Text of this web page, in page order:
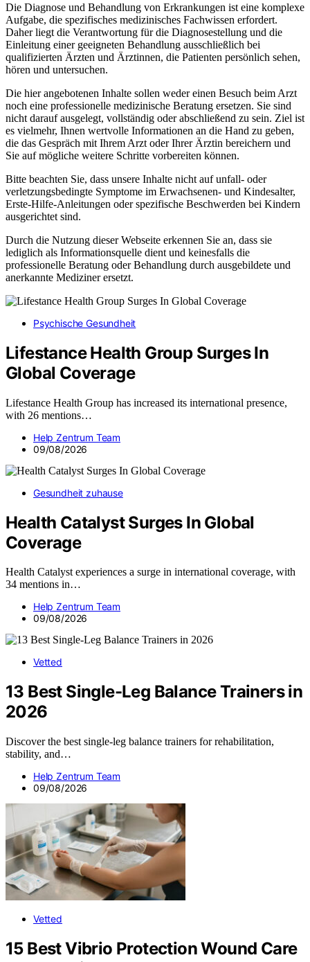
Die Diagnose und Behandlung von Erkrankungen ist eine komplexe
Aufgabe, die spezifisches medizinisches Fachwissen erfordert.
Daher liegt die Verantwortung für die Diagnosestellung und die
Einleitung einer geeigneten Behandlung ausschließlich bei
qualifizierten Ärzten und Ärztinnen, die Patienten persönlich sehen,
hören und untersuchen.
Die hier angebotenen Inhalte sollen weder einen Besuch beim Arzt
noch eine professionelle medizinische Beratung ersetzen. Sie sind
nicht darauf ausgelegt, vollständig oder abschließend zu sein. Ziel ist
es vielmehr, Ihnen wertvolle Informationen an die Hand zu geben,
die das Gespräch mit Ihrem Arzt oder Ihrer Ärztin bereichern und
Sie auf mögliche weitere Schritte vorbereiten können.
Bitte beachten Sie, dass unsere Inhalte nicht auf unfall- oder
verletzungsbedingte Symptome im Erwachsenen- und Kindesalter,
Erste-Hilfe-Anleitungen oder spezifische Beschwerden bei Kindern
ausgerichtet sind.
Durch die Nutzung dieser Webseite erkennen Sie an, dass sie
lediglich als Informationsquelle dient und keinesfalls die
professionelle Beratung oder Behandlung durch ausgebildete und
anerkannte Mediziner ersetzt.
Psychische Gesundheit
Lifestance Health Group Surges In
Global Coverage
Lifestance Health Group has increased its international presence,
with 26 mentions…
Help Zentrum Team
09/08/2026
Gesundheit zuhause
Health Catalyst Surges In Global
Coverage
Health Catalyst experiences a surge in international coverage, with
34 mentions in…
Help Zentrum Team
09/08/2026
Vetted
13 Best Single-Leg Balance Trainers in
2026
Discover the best single-leg balance trainers for rehabilitation,
stability, and…
Help Zentrum Team
09/08/2026
Vetted
15 Best Vibrio Protection Wound Care